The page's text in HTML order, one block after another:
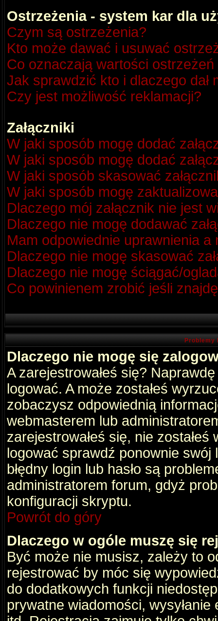
Ostrzeżenia - system kar dla
Czym są ostrzeżenia?
Kto może dawać i usuwać
Co oznaczają wartości
Jak sprawdzić kto i dlaczego dał
Czy jest możliwość reklamacji?
Załączniki
W jaki sposób mogę dodać
W jaki sposób mogę dodać
W jaki sposób skasować
W jaki sposób mogę
Dlaczego mój załącznik nie jest
Dlaczego nie mogę dodawać
Mam odpowiednie uprawnienia a
Dlaczego nie mogę skasować
Dlaczego nie mogę ściągać/
Co powinienem zrobić jeśli
Problemy
Dlaczego nie mogę się
A zarejestrowałeś się?
logować. A może zostałeś
zobaczysz odpowiednią
webmasterem lub
zarejestrowałeś się, nie
logować sprawdź ponownie swój
błędny login lub hasło są
administratorem forum, gdyż
konfiguracji skryptu.
Powrót do góry
Dlaczego w ogóle muszę się
Być może nie musisz, zależy to
rejestrować by móc się
do dodatkowych funkcji
prywatne wiadomości,